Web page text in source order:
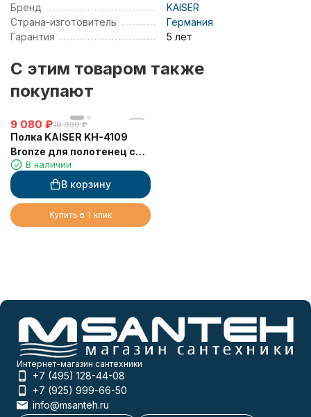
Бренд
KAISER
Страна-изготовитель
Германия
Гарантия
5 лет
C этим товаром также
покупают
9 080 ₽19 980 ₽
Полка KAISER KH-4109
Bronze для полотенец с
держателем
В наличии
В корзину
Купить в 1 клик
Интернет-магазин сантехники
+7 (495) 128-44-08
+7 (925) 999-66-50
info@msanteh.ru